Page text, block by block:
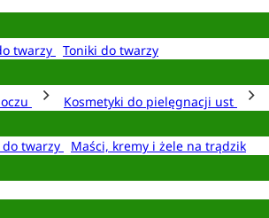
twarzy
Toniki do twarzy
Kosmetyki do pielęgnacji ust
twarzy
Maści, kremy i żele na trądzik